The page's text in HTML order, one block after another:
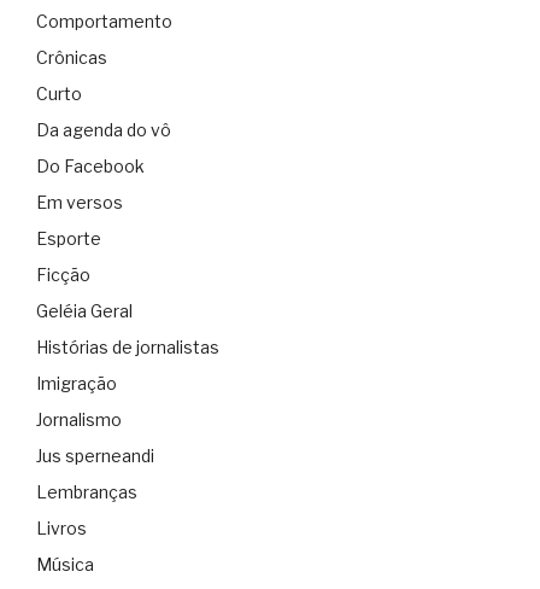
Comportamento
Crônicas
Curto
Da agenda do vô
Do Facebook
Em versos
Esporte
Ficção
Geléia Geral
Histórias de jornalistas
Imigração
Jornalismo
Jus sperneandi
Lembranças
Livros
Música